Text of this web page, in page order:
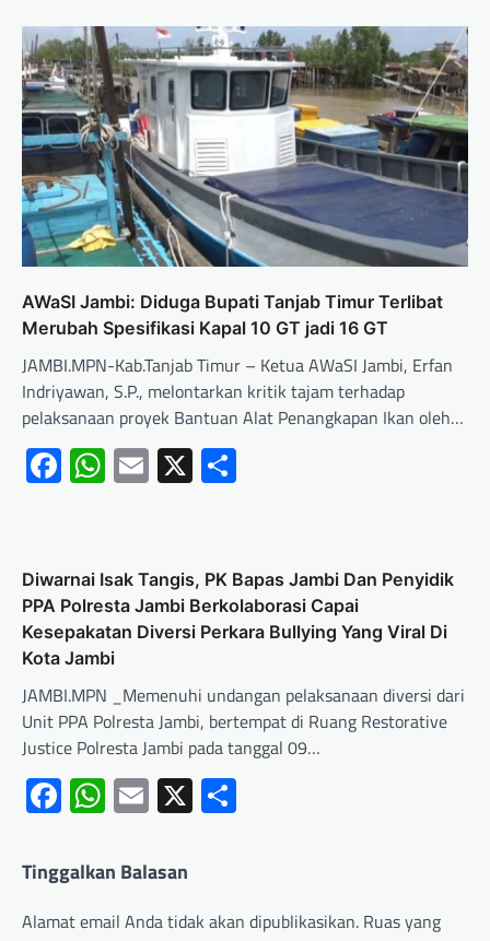
AWaSI Jambi: Diduga Bupati Tanjab Timur Terlibat
Merubah Spesifikasi Kapal 10 GT jadi 16 GT
JAMBI.MPN-Kab.Tanjab Timur – Ketua AWaSI Jambi, Erfan
Indriyawan, S.P., melontarkan kritik tajam terhadap
pelaksanaan proyek Bantuan Alat Penangkapan Ikan oleh…
Facebook
WhatsApp
Email
X
Diwarnai Isak Tangis, PK Bapas Jambi Dan Penyidik
PPA Polresta Jambi Berkolaborasi Capai
Kesepakatan Diversi Perkara Bullying Yang Viral Di
Kota Jambi
JAMBI.MPN _Memenuhi undangan pelaksanaan diversi dari
Unit PPA Polresta Jambi, bertempat di Ruang Restorative
Justice Polresta Jambi pada tanggal 09…
Facebook
WhatsApp
Email
X
Tinggalkan Balasan
Alamat email Anda tidak akan dipublikasikan. Ruas yang